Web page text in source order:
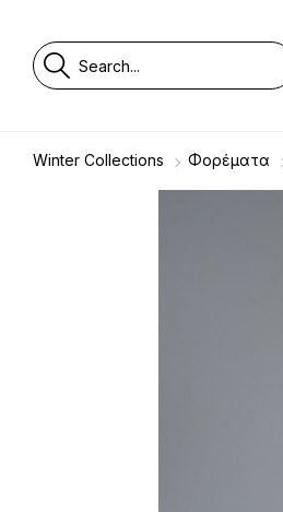
Winter Collections Φορέματα